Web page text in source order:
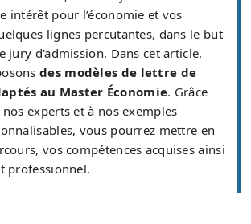
intérêt pour l’économie et vos
lignes percutantes, dans le but
jury d'admission. Dans cet article,
des modèles de lettre de
au Master Économie. Grâce
experts et à nos exemples
vous pourrez mettre en
vos compétences acquises ainsi
professionnel.